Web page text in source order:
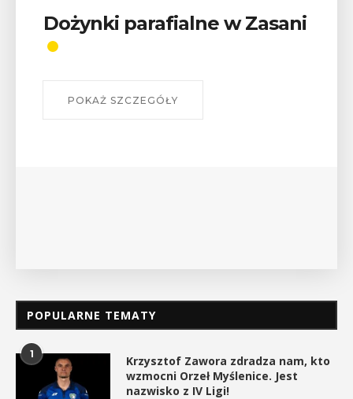
Wykład „Jak zdobyć
W środę 12 sierpnia o godz. 17 w Miejskiej
POPULARNE TEMATY
1
Krzysztof Zawora zdradza nam, kto
wzmocni Orzeł Myślenice. Jest
nazwisko z IV Ligi!